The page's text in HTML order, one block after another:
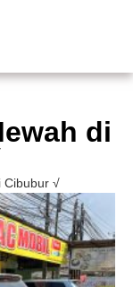
di
Cibubur √